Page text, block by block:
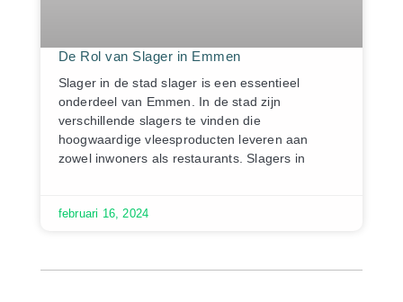
De Rol van Slager in Emmen
Slager in de stad slager is een essentieel
onderdeel van Emmen. In de stad zijn
verschillende slagers te vinden die
hoogwaardige vleesproducten leveren aan
zowel inwoners als restaurants. Slagers in
februari 16, 2024